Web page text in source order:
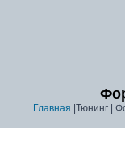
Главная |Тюнинг |